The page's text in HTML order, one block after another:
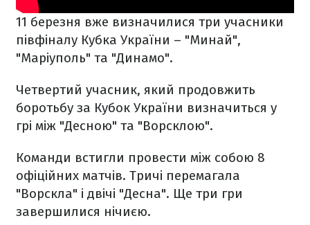
11 березня вже визначилися три учасники
півфіналу Кубка України – "Минай",
"Маріуполь" та "Динамо".
Четвертий учасник, який продовжить
боротьбу за Кубок України визначиться у
грі між "Десною" та "Ворсклою".
Команди встигли провести між собою 8
офіційних матчів. Тричі перемагала
"Ворскла" і двічі "Десна". Ще три гри
завершилися нічиєю.